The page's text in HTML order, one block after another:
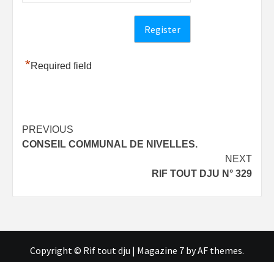
*Required field
Post
navigation
PREVIOUS
CONSEIL COMMUNAL DE NIVELLES.
NEXT
RIF TOUT DJU N° 329
Copyright © Rif tout dju | Magazine 7 by AF themes.